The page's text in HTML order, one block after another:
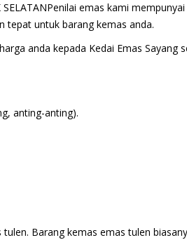
emas kami
tepat untuk barang kemas anda.
anda kepada Kedai Emas Sayang
anting-anting).
Barang kemas emas tulen